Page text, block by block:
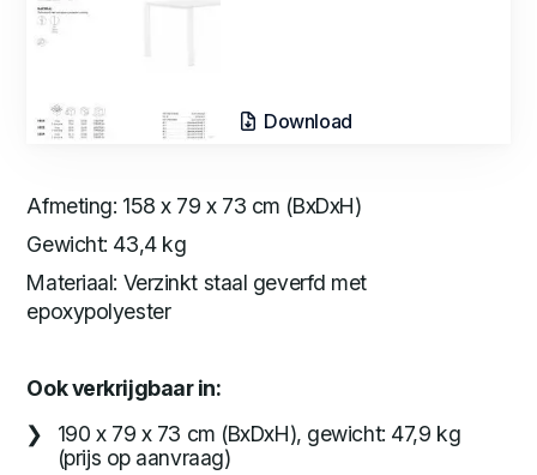
Download
Afmeting: 158 x 79 x 73 cm (BxDxH)
Gewicht: 43,4 kg
Materiaal: Verzinkt staal geverfd met
epoxypolyester
Ook verkrijgbaar in:
190 x 79 x 73 cm (BxDxH), gewicht: 47,9 kg
(prijs op aanvraag)